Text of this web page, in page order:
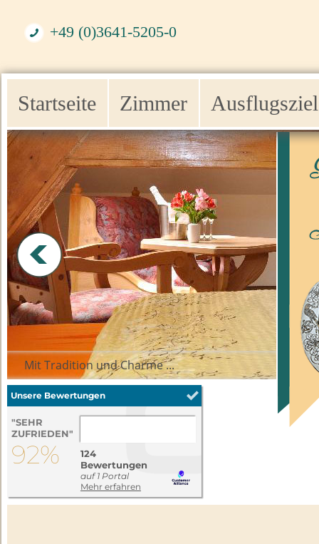
+49 (0)3641-5205-0
Startseite Zimmer
Mit Tradition und Charme ...